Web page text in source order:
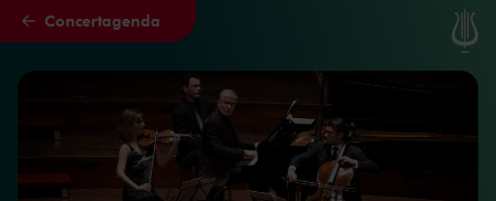
Naar hoofdcontent
Concertagenda